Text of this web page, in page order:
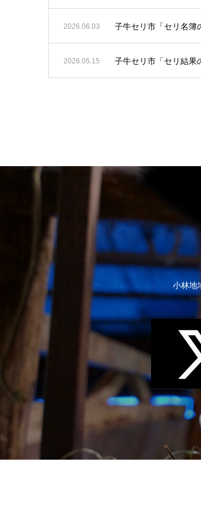
2026.06.03 子牛セリ市「セリ名簿
2026.05.15 子牛セリ市「セリ結果
小林地